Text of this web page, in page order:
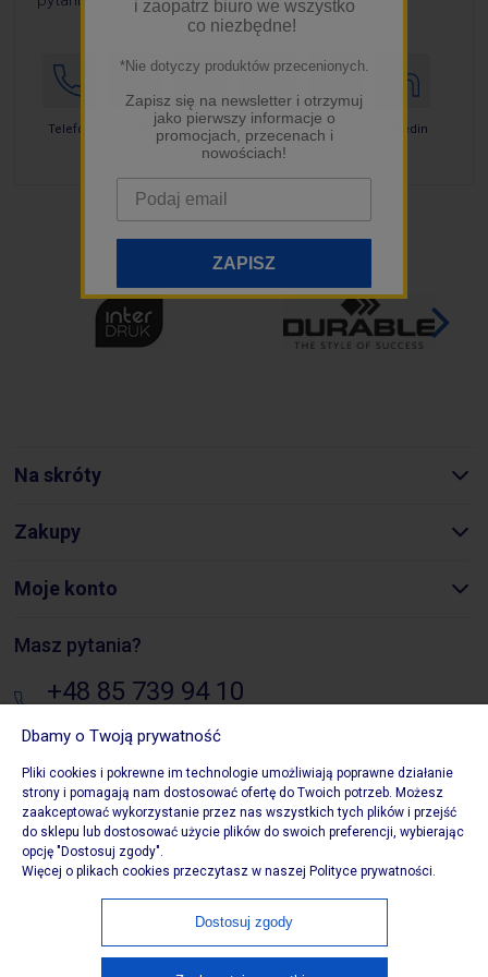
Telefon Adres Facebook Instagram Linkedin
Na skróty
Zakupy
Moje konto
Masz pytania?
+48 85 739 94 10
Składowa 10, 15-399 Białystok
Copytight 2020 Biurowezakupy24. Wszystkie prawa
zastrzeżone. Właścicielem serwisu jest Biurowezakupy24,
ul. Składowa 10, 15-399 Białystok
Dbamy o Twoją prywatność
Pliki cookies i pokrewne im technologie umożliwiają poprawne działanie
strony i pomagają nam dostosować ofertę do Twoich potrzeb. Możesz
zaakceptować wykorzystanie przez nas wszystkich tych plików i przejść
do sklepu lub dostosować użycie plików do swoich preferencji, wybierając
opcję "Dostosuj zgody".
Więcej o plikach cookies przeczytasz w naszej Polityce prywatności.
Dostosuj zgody
i zaopatrz biuro we wszystko
co niezbędne!
*Nie dotyczy produktów przecenionych.
Zapisz się na newsletter i otrzymuj
jako pierwszy informacje o
promocjach, przecenach i
nowościach!
ZAPISZ